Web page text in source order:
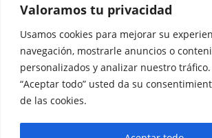
Valoramos tu privacidad
Usamos cookies para mejorar su
navegación, mostrarle anuncios o
personalizados y analizar nuestro
“Aceptar todo” usted da su
de las cookies.
Programa Entrenamiento Podcast